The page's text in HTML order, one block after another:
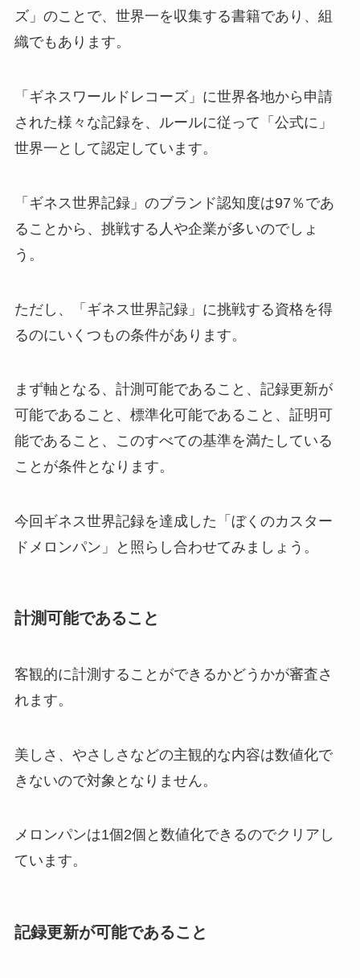
ズ」のことで、世界一を収集する書籍であり、組
織でもあります。
「ギネスワールドレコーズ」に世界各地から申請
された様々な記録を、ルールに従って「公式に」
世界一として認定しています。
「ギネス世界記録」のブランド認知度は97％であ
ることから、挑戦する人や企業が多いのでしょ
う。
ただし、「ギネス世界記録」に挑戦する資格を得
るのにいくつもの条件があります。
まず軸となる、計測可能であること、記録更新が
可能であること、標準化可能であること、証明可
能であること、このすべての基準を満たしている
ことが条件となります。
今回ギネス世界記録を達成した「ぼくのカスター
ドメロンパン」と照らし合わせてみましょう。
計測可能であること
客観的に計測することができるかどうかが審査さ
れます。
美しさ、やさしさなどの主観的な内容は数値化で
きないので対象となりません。
メロンパンは1個2個と数値化できるのでクリアし
ています。
記録更新が可能であること